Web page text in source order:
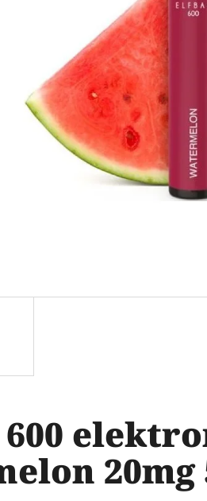
20mg
NÁHRADNÍ ELF BAR
2PACK
20MG
239 Kč